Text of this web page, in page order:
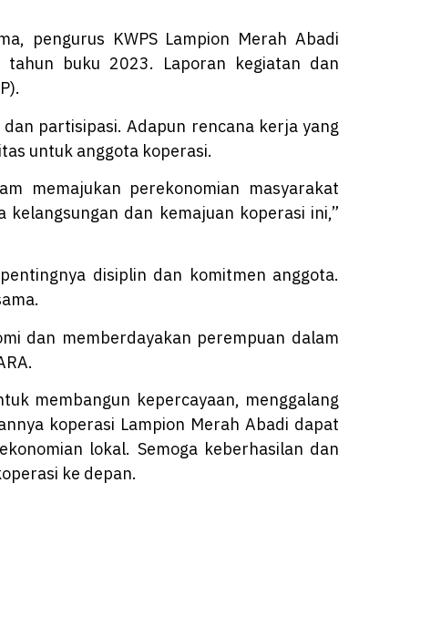
pengurus KWPS Lampion Merah Abadi
tahun buku 2023. Laporan kegiatan dan
partisipasi. Adapun rencana kerja yang
untuk anggota koperasi.
memajukan perekonomian masyarakat
dan kemajuan koperasi ini,”
disiplin dan komitmen anggota.
dan memberdayakan perempuan dalam
membangun kepercayaan, menggalang
koperasi Lampion Merah Abadi dapat
lokal. Semoga keberhasilan dan
ke depan.